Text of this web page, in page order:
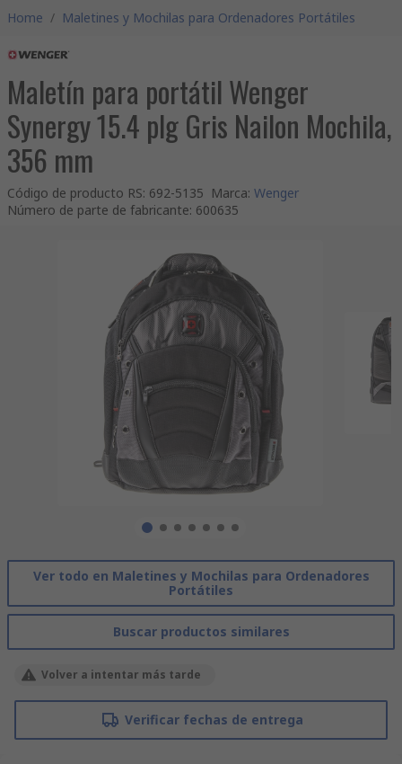
Home / Maletines y Mochilas para Ordenadores Portátiles
Maletín para portátil Wenger
Synergy 15.4 plg Gris Nailon Mochila,
356 mm
Código de producto RS: 692-5135 Marca: Wenger
Número de parte de fabricante: 600635
Ver todo en Maletines y Mochilas para Ordenadores
Portátiles
Buscar productos similares
Volver a intentar más tarde
Verificar fechas de entrega